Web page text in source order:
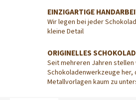
EINZIGARTIGE
Wir legen bei jeder
kleine Detail
ORIGINELLES
Seit mehreren Jahren stellen
Schokoladenwerkzeuge her,
Metallvorlagen kaum zu